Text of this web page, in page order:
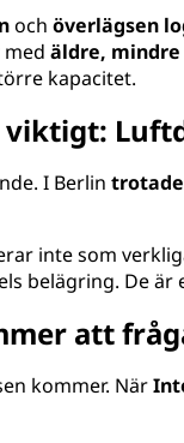
ochöverlägsen
medäldre,
kapacitet.
I Berlin
inte som
belägring. De är
att
kommer. När